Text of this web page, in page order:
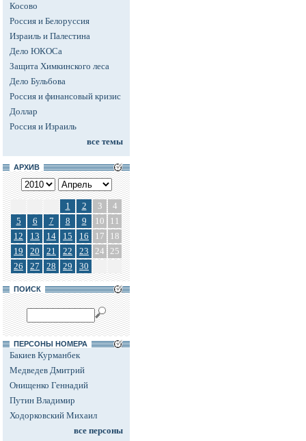
Косово
Россия и Белоруссия
Израиль и Палестина
Дело ЮКОСа
Защита Химкинского леса
Дело Бульбова
Россия и финансовый кризис
Доллар
Россия и Израиль
все темы
АРХИВ
1 2 3
4
5
6 7 8 9 10
11
12
13 14 15 16 17
18
19
20 21 22 23 24 25
26
27 28 29 30
ПОИСК
ПЕРСОНЫ НОМЕРА
Бакиев Курманбек
Медведев Дмитрий
Онищенко Геннадий
Путин Владимир
Ходорковский Михаил
все персоны